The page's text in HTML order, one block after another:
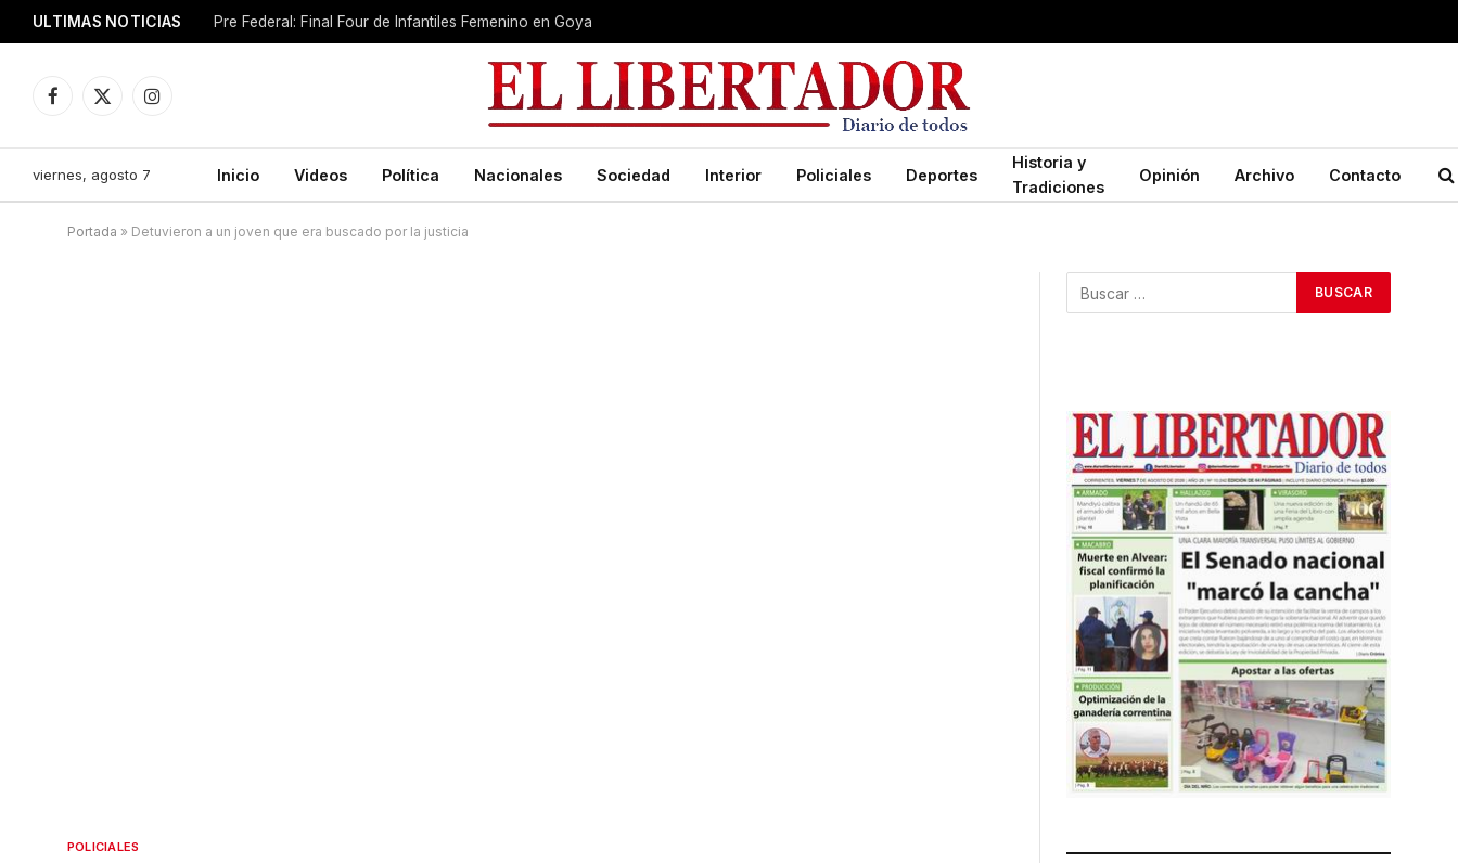
ULTIMAS NOTICIAS Pre Federal: Final Four de Infantiles Femenino en Goya
Facebook
X
Instagram
viernes, agosto 7 Inicio Videos Política Nacionales Sociedad Interior Policiales Deportes
Historia y
Tradiciones
Opinión Archivo Contacto
Portada » Detuvieron a un joven que era buscado por la justicia
POLICIALES